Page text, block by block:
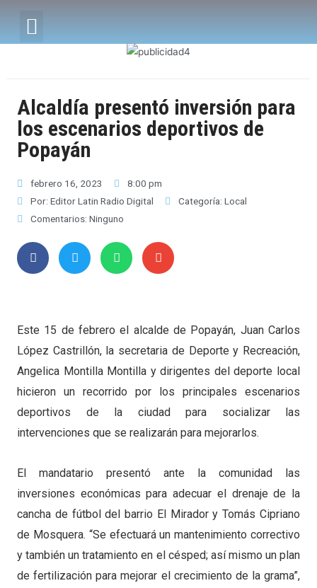
Alcaldía presentó inversión para
los escenarios deportivos de
Popayán
febrero 16, 2023
8:00 pm
Por: Editor Latin Radio Digital Categoría: Local
Comentarios: Ninguno
Este 15 de febrero el alcalde de Popayán, Juan Carlos
López Castrillón, la secretaria de Deporte y Recreación,
Angelica Montilla Montilla y dirigentes del deporte local
hicieron un recorrido por los principales escenarios
deportivos de la ciudad para socializar las
intervenciones que se realizarán para mejorarlos.
El mandatario presentó ante la comunidad las
inversiones económicas para adecuar el drenaje de la
cancha de fútbol del barrio El Mirador y Tomás Cipriano
de Mosquera. “Se efectuará un mantenimiento correctivo
y también un tratamiento en el césped; así mismo un plan
de fertilización para mejorar el crecimiento de la grama”,